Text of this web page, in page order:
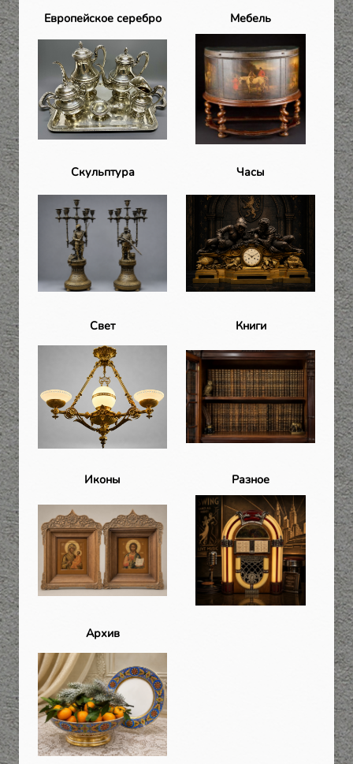
Европейское серебро Мебель
Скульптура Часы
Свет Книги
Иконы Разное
Архив